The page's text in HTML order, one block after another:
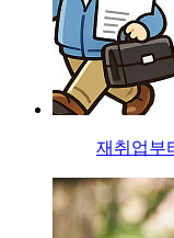
재취업부